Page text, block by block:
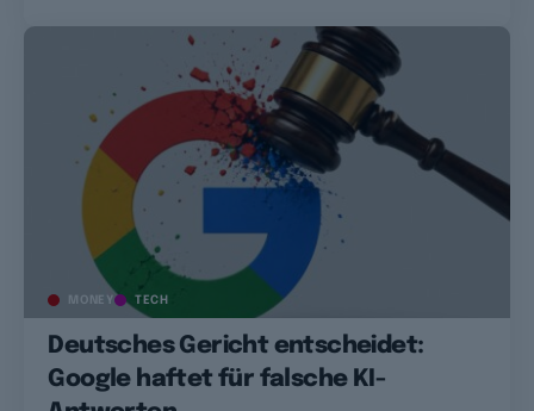
MONEY TECH
Deutsches Gericht entscheidet:
Google haftet für falsche KI-